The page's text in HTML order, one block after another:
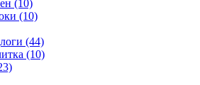
(10)
(10)
(44)
(10)